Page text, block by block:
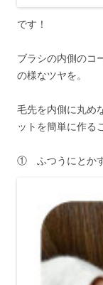
です！
ブラシの内側のコ
の様なツヤを。
毛先を内側に丸め
ットを簡単に作る
① ふつうにとかす